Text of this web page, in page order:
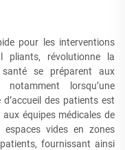
pour les interventions
pliants, révolutionne la
se préparent aux
lorsqu’une
des patients est
équipes médicales de
vides en zones
fournissant ainsi